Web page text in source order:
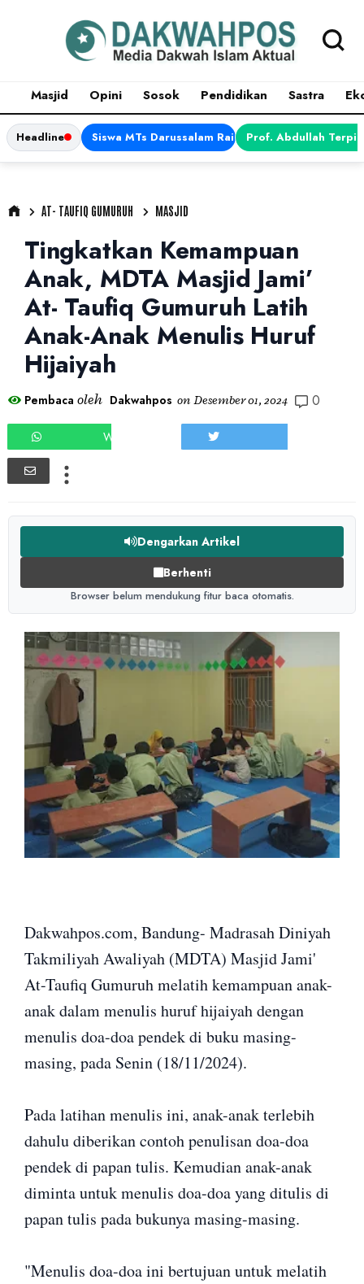
Masjid Opini Sosok Pendidikan Sastra
Headline Siswa MTs Darussalam Raih Juara 1 dalam
Prof. Abdullah
AT- TAUFIQ GUMURUH MASJID
Tingkatkan Kemampuan
Anak, MDTA Masjid Jami’
At- Taufiq Gumuruh Latih
Anak-Anak Menulis Huruf
Hijaiyah
Pembaca oleh Dakwahpos on Desember 01, 2024 0
WHATSAPP
Dengarkan Artikel
Berhenti
Browser belum mendukung fitur baca otomatis.
Dakwahpos.com, Bandung- Madrasah Diniyah
Takmiliyah Awaliyah (MDTA) Masjid Jami'
At-Taufiq Gumuruh melatih kemampuan anak-
anak dalam menulis huruf hijaiyah dengan
menulis doa-doa pendek di buku masing-
masing, pada Senin (18/11/2024).
Pada latihan menulis ini, anak-anak terlebih
dahulu diberikan contoh penulisan doa-doa
pendek di papan tulis. Kemudian anak-anak
diminta untuk menulis doa-doa yang ditulis di
papan tulis pada bukunya masing-masing.
"Menulis doa-doa ini bertujuan untuk melatih